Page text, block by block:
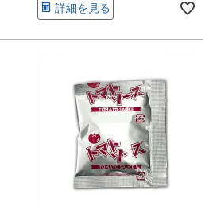
詳細を見る